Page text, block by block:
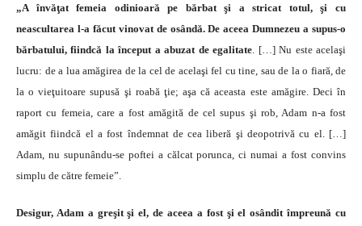
„A învăţat femeia odinioară pe bărbat şi a stricat totul, şi cu
neascultarea l-a făcut vinovat de osândă. De aceea Dumnezeu a supus-o
bărbatului, fiindcă la început a abuzat de egalitate . […] Nu este acelaşi
lucru: de a lua amăgirea de la cel de acelaşi fel cu tine, sau de la o fiară, de
la o vieţuitoare supusă şi roabă ţie; aşa că aceasta este amăgire. Deci în
raport cu femeia, care a fost amăgită de cel supus şi rob, Adam n-a fost
amăgit fiindcă el a fost îndemnat de cea liberă şi deopotrivă cu el. […]
Adam, nu supunându-se poftei a călcat porunca, ci numai a fost convins
simplu de către femeie”.
Desigur, Adam a greşit şi el, de aceea a fost şi el osândit împreună cu